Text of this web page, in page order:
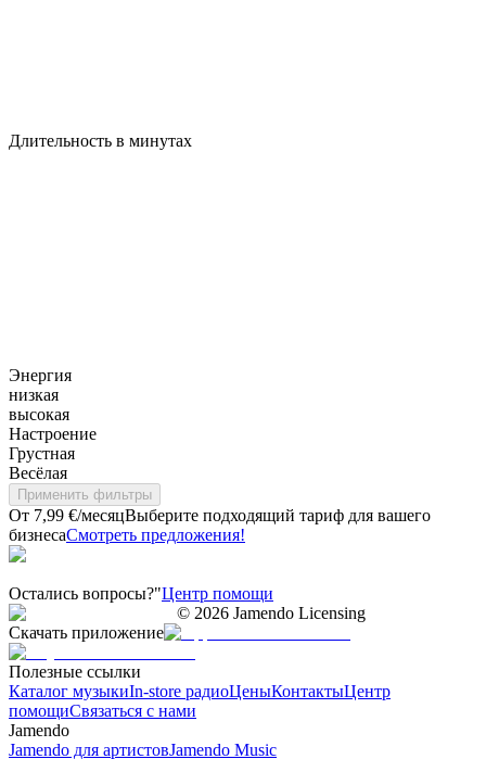
Длительность в минутах
Энергия
низкая
высокая
Настроение
Грустная
Весёлая
Применить фильтры
От 7,99 €/месяцВыберите подходящий тариф для вашего
бизнесаСмотреть предложения!
Остались вопросы?"Центр помощи
© 2026 Jamendo Licensing
Скачать приложение
Полезные ссылки
Каталог музыкиIn-store радиоЦеныКонтактыЦентр
помощиСвязаться с нами
Jamendo
Jamendo для артистовJamendo Music